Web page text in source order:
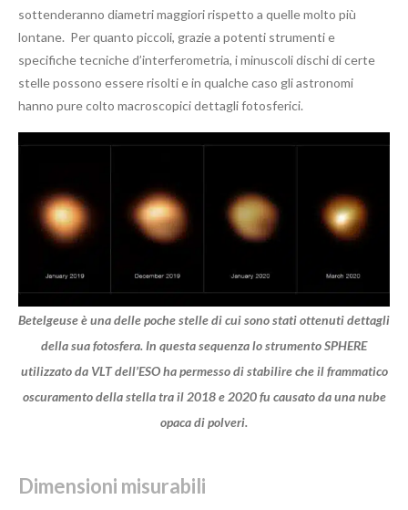
sottenderanno diametri maggiori rispetto a quelle molto più
lontane. Per quanto piccoli, grazie a potenti strumenti e
specifiche tecniche d’interferometria, i minuscoli dischi di certe
stelle possono essere risolti e in qualche caso gli astronomi
hanno pure colto macroscopici dettagli fotosferici.
Betelgeuse è una delle poche stelle di cui sono stati ottenuti dettagli
della sua fotosfera. In questa sequenza lo strumento SPHERE
utilizzato da VLT dell’ESO ha permesso di stabilire che il frammatico
oscuramento della stella tra il 2018 e 2020 fu causato da una nube
opaca di polveri.
Dimensioni misurabili